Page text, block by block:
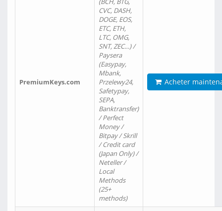
PremiumKeys.com
CVC, DASH,
DOGE, EOS,
ETC, ETH,
LTC, OMG,
SNT, ZEC…) /
Paysera
(Easypay,
Mbank,
Przelewy24,
Safetypay,
SEPA,
Banktransfer)
/ Perfect
Money /
Bitpay / Skrill
/ Credit card
(Japan Only) /
Neteller /
Local
Methods
(25+
methods)
Acheter